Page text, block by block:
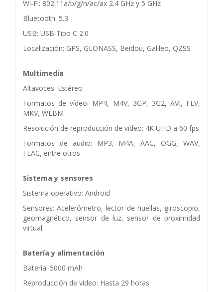
Wi-Fi: 802.11a/b/g/n/ac/ax 2.4 GHz y 5 GHz
Bluetooth: 5.3
USB: USB Tipo C 2.0
Localización: GPS, GLONASS, Beidou, Galileo, QZSS
Multimedia
Altavoces: Estéreo
Formatos de vídeo: MP4, M4V, 3GP, 3G2, AVI, FLV,
MKV, WEBM
Resolución de reproducción de vídeo: 4K UHD a 60 fps
Formatos de audio: MP3, M4A, AAC, OGG, WAV,
FLAC, entre otros
Sistema y sensores
Sistema operativo: Android
Sensores: Acelerómetro, lector de huellas, giroscopio,
geomagnético, sensor de luz, sensor de proximidad
virtual
Batería y alimentación
Batería: 5000 mAh
Reproducción de vídeo: Hasta 29 horas